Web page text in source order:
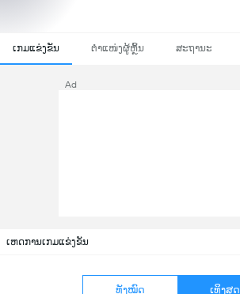
ເກມແຂ່ງຂັນ ຕຳແໜ່ງຜູ້ຫຼິ້ນ ສະຖານະ
Ad
ເຫດການເກມແຂ່ງຂັນ
ທັງໝົດ ເທິງສຸດ